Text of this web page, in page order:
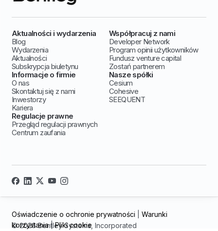
Aktualności i wydarzenia
Blog
Wydarzenia
Aktualności
Subskrypcja biuletynu
Współpracuj z nami
Developer Network
Program opinii użytkowników
Fundusz venture capital
Zostań partnerem
Informacje o firmie
O nas
Skontaktuj się z nami
Inwestorzy
Kariera
Nasze spółki
Cesium
Cohesive
SEEQUENT
Regulacje prawne
Przegląd regulacji prawnych
Centrum zaufania
© 2026 Bentley Systems, Incorporated
Oświadczenie o ochronie prywatności
Warunki
korzystania|Pliki cookie